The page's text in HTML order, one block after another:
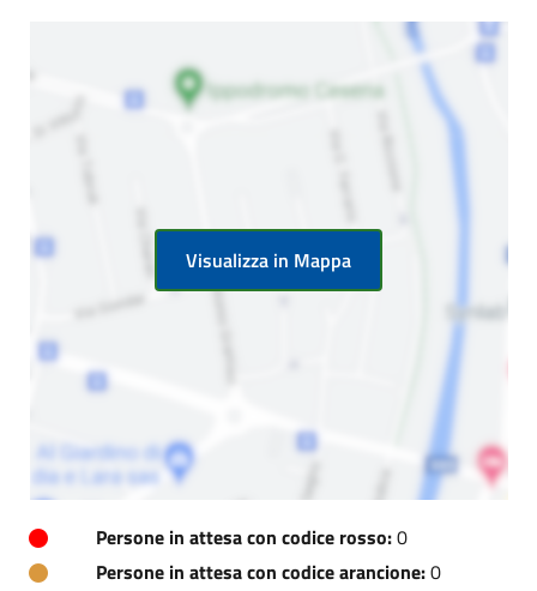
Visualizza in Mappa
Persone in attesa con codice rosso:0
Persone in attesa con codice arancione:0